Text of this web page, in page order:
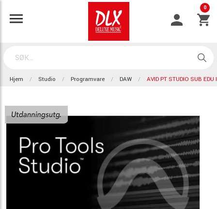
0
Hjem Studio Programvare DAW AVID PT STUDIO SUB EDU